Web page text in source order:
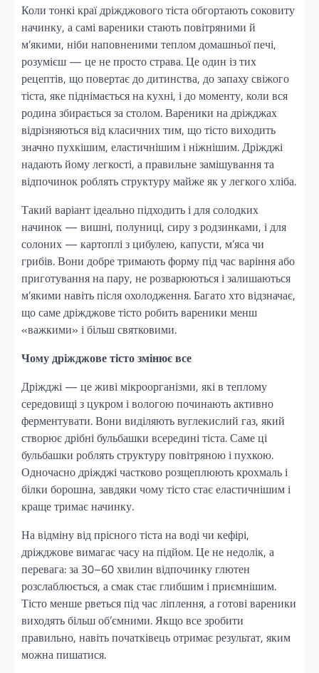
Коли тонкі краї дріжджового тіста обгортають соковиту
начинку, а самі вареники стають повітряними й
м’якими, ніби наповненими теплом домашньої печі,
розумієш — це не просто страва. Це один із тих
рецептів, що повертає до дитинства, до запаху свіжого
тіста, яке піднімається на кухні, і до моменту, коли вся
родина збирається за столом. Вареники на дріжджах
відрізняються від класичних тим, що тісто виходить
значно пухкішим, еластичнішим і ніжнішим. Дріжджі
надають йому легкості, а правильне замішування та
відпочинок роблять структуру майже як у легкого хліба.
Такий варіант ідеально підходить і для солодких
начинок — вишні, полуниці, сиру з родзинками, і для
солоних — картоплі з цибулею, капусти, м’яса чи
грибів. Вони добре тримають форму під час варіння або
приготування на пару, не розварюються і залишаються
м’якими навіть після охолодження. Багато хто відзначає,
що саме дріжджове тісто робить вареники менш
«важкими» і більш святковими.
Чому дріжджове тісто змінює все
Дріжджі — це живі мікроорганізми, які в теплому
середовищі з цукром і вологою починають активно
ферментувати. Вони виділяють вуглекислий газ, який
створює дрібні бульбашки всередині тіста. Саме ці
бульбашки роблять структуру повітряною і пухкою.
Одночасно дріжджі частково розщеплюють крохмаль і
білки борошна, завдяки чому тісто стає еластичнішим і
краще тримає начинку.
На відміну від прісного тіста на воді чи кефірі,
дріжджове вимагає часу на підйом. Це не недолік, а
перевага: за 30–60 хвилин відпочинку глютен
розслаблюється, а смак стає глибшим і приємнішим.
Тісто менше рветься під час ліплення, а готові вареники
виходять більш об’ємними. Якщо все зробити
правильно, навіть початківець отримає результат, яким
можна пишатися.